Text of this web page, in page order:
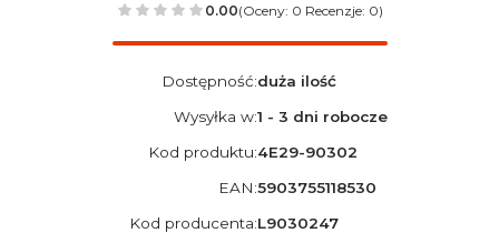
0.00(Oceny: 0 Recenzje: 0)
Dostępność:duża ilość
Wysyłka w:1 - 3 dni robocze
Kod produktu:4E29-90302
EAN:5903755118530
Kod producenta:L9030247